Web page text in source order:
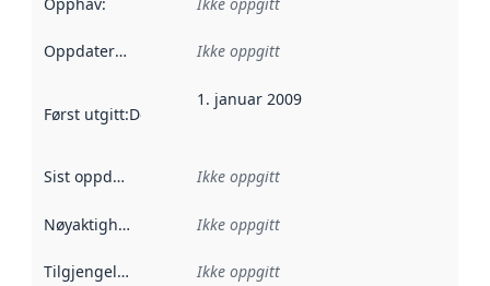
Oppdateringsfrekvens :
Ikke oppgitt
Først utgitt:Denne datoen sier når dataene i dette
1. januar 2009
Sist oppdatert Ikke oppgitt
Nøyaktighet Ikke oppgitt
Tilgjengelighet Ikke oppgitt